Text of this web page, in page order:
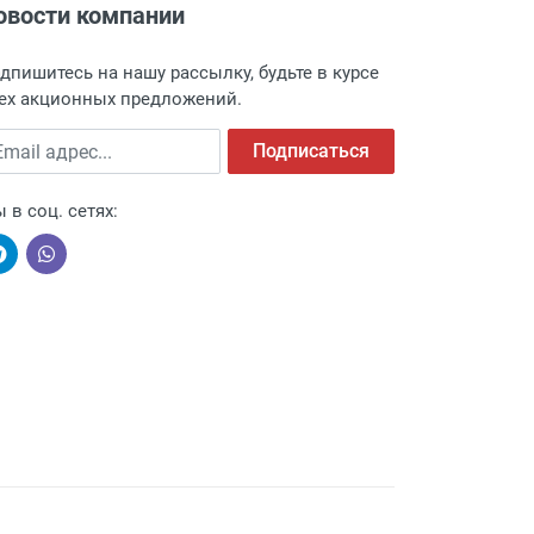
г. Москва, Переведеновский
о поступлении товара.
пункт выдачи, чтобы избежать
компаниями, поэтому легко и
компании
на нашу рассылку, будьте в курсе
акционных предложений.
адрес Подписаться
в соц. сетях: